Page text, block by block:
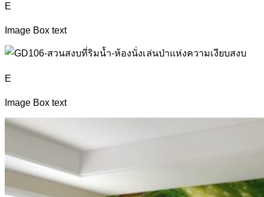
E
Image Box text
E
Image Box text